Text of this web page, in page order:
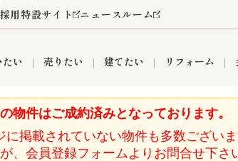
採用特設サイト ニュースルーム
たい
町名から探す お気に入り 閲覧履歴
売りたい
売却成功実績 よくある質問 売却コ
建てたい リフォーム
【埼玉】補助金・助成金 【
情報 お客様の声 創業の想い
おうちパークくらぶ レンタルスペース
売却査定依頼 なんでもご相談 プラ
物件はご成約済みとなっております。
に掲載されていない物件も多数ございま
、会員登録フォームよりお問合せ下さ